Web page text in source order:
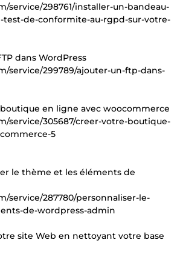
service/298761/installer-un-bandeau-
test-de-conformite-au-rgpd-sur-votre-
dans WordPress
service/299789/ajouter-un-ftp-dans-
en ligne avec woocommerce
service/305687/creer-votre-boutique-
5
le thème et les éléments de
service/287780/personnaliser-le-
de-wordpress-admin
site Web en nettoyant votre base